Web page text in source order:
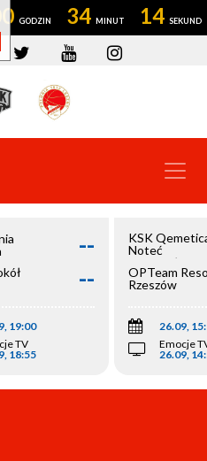
00 34 14
--
--
19:00
TV
18:55
KSK
Noteć
Inowrocław
OPTeam
Rzeszów
26.09,
Emocje
26.09,